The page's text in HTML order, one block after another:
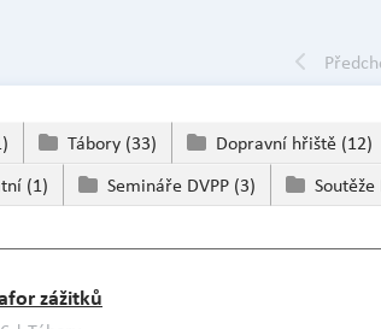
Tábory (33) Dopravní hřiště (12)
(1) Semináře DVPP (3)
zážitků